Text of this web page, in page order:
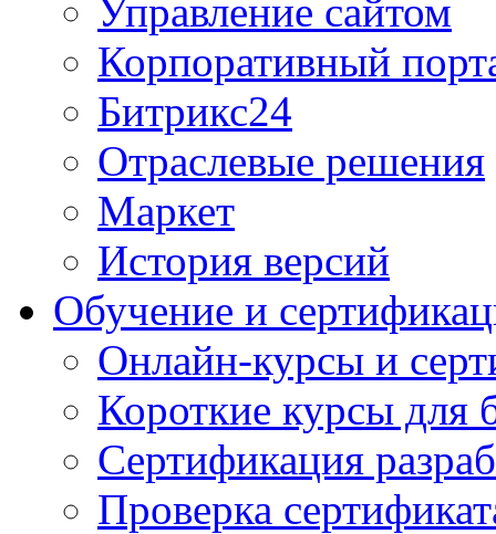
Управление сайтом
Корпоративный
Битрикс24
Отраслевые решения
Маркет
История версий
Обучение и
Онлайн-курсы и
Короткие курсы для
Сертификация
Проверка